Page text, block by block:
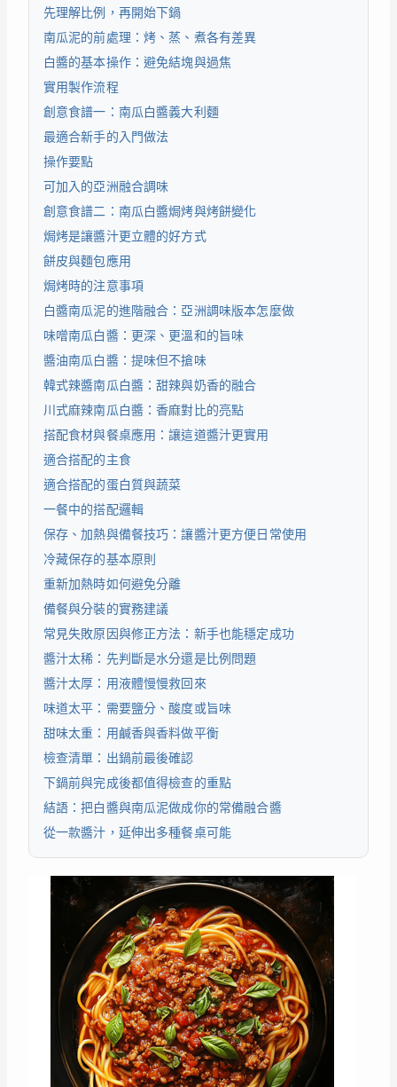
先理解比例，再開始下鍋
南瓜泥的前處理：烤、蒸、煮各有差異
白醬的基本操作：避免結塊與過焦
實用製作流程
創意食譜一：南瓜白醬義大利麵
最適合新手的入門做法
操作要點
可加入的亞洲融合調味
創意食譜二：南瓜白醬焗烤與烤餅變化
焗烤是讓醬汁更立體的好方式
餅皮與麵包應用
焗烤時的注意事項
白醬南瓜泥的進階融合：亞洲調味版本怎麼做
味噌南瓜白醬：更深、更溫和的旨味
醬油南瓜白醬：提味但不搶味
韓式辣醬南瓜白醬：甜辣與奶香的融合
川式麻辣南瓜白醬：香麻對比的亮點
搭配食材與餐桌應用：讓這道醬汁更實用
適合搭配的主食
適合搭配的蛋白質與蔬菜
一餐中的搭配邏輯
保存、加熱與備餐技巧：讓醬汁更方便日常使用
冷藏保存的基本原則
重新加熱時如何避免分離
備餐與分裝的實務建議
常見失敗原因與修正方法：新手也能穩定成功
醬汁太稀：先判斷是水分還是比例問題
醬汁太厚：用液體慢慢救回來
味道太平：需要鹽分、酸度或旨味
甜味太重：用鹹香與香料做平衡
檢查清單：出鍋前最後確認
下鍋前與完成後都值得檢查的重點
結語：把白醬與南瓜泥做成你的常備融合醬
從一款醬汁，延伸出多種餐桌可能